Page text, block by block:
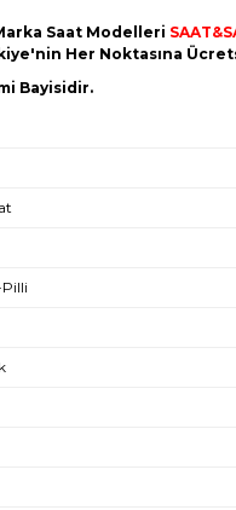
Saat Modelleri
Her Noktasına
Bayisidir.